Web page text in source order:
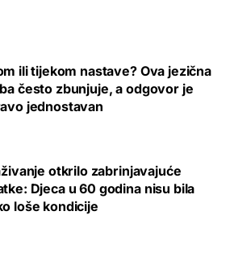
ili tijekom nastave? Ova jezična
često zbunjuje, a odgovor je
jednostavan
otkrilo zabrinjavajuće
Djeca u 60 godina nisu bila
loše kondicije